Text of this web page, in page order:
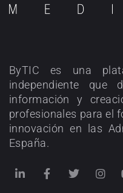
ByTIC es una
independiente
información y
profesionales para el
innovación en las
España.